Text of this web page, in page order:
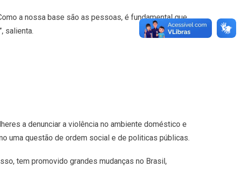
a nossa base são as pessoas, é fundamental que
salienta.
a denunciar a violência no ambiente doméstico e
uma questão de ordem social e de politicas públicas.
tem promovido grandes mudanças no Brasil,